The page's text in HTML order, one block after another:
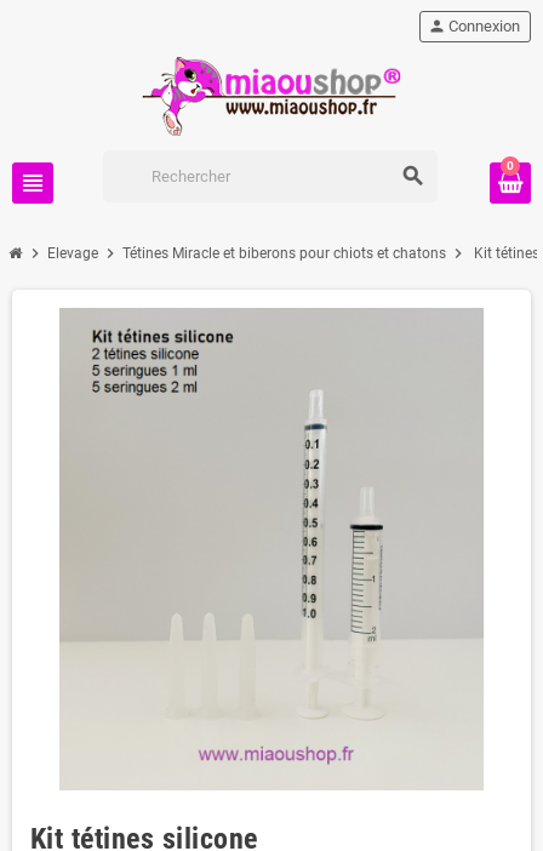
view_headline
person Connexion
0
search
chevron_right Elevage chevron_right Tétines Miracle et biberons pour chiots et chatons chevron_right Kit
Kit tétines silicone